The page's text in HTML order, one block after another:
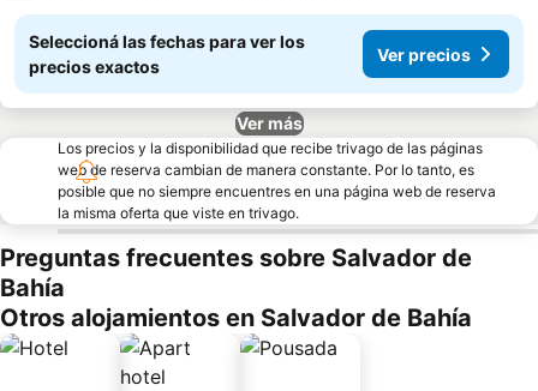
Seleccioná las fechas para ver los
precios exactos
Ver precios
Ver más
Los precios y la disponibilidad que recibe trivago de las páginas
web de reserva cambian de manera constante. Por lo tanto, es
posible que no siempre encuentres en una página web de reserva
la misma oferta que viste en trivago.
Preguntas frecuentes sobre Salvador de
Bahía
Otros alojamientos en Salvador de Bahía